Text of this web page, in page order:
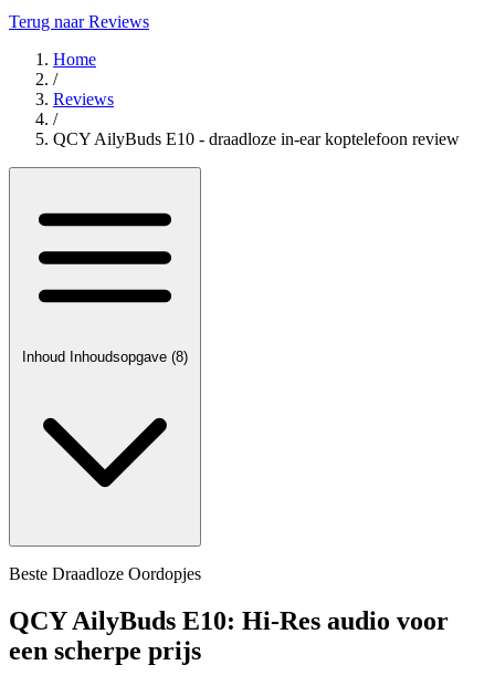
Terug naar Reviews
Home
/
Reviews
/
QCY AilyBuds E10 - draadloze in-ear koptelefoon review
Inhoud Inhoudsopgave (8)
Beste Draadloze Oordopjes
QCY AilyBuds E10: Hi-Res audio voor
een scherpe prijs